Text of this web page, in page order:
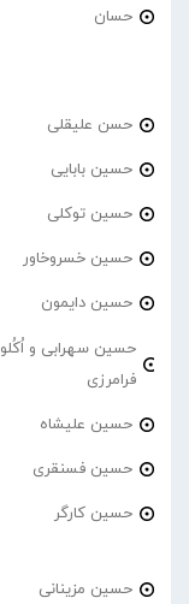
حسان
حسن علیقلی
حسین بابایی
حسین توکلی
حسین خسروخاور
حسین دایمون
حسین سهرابی و اُکُلو
فرامرزی
حسین علیشاه
حسین فسنقری
حسین کارگر
حسین مزینانی